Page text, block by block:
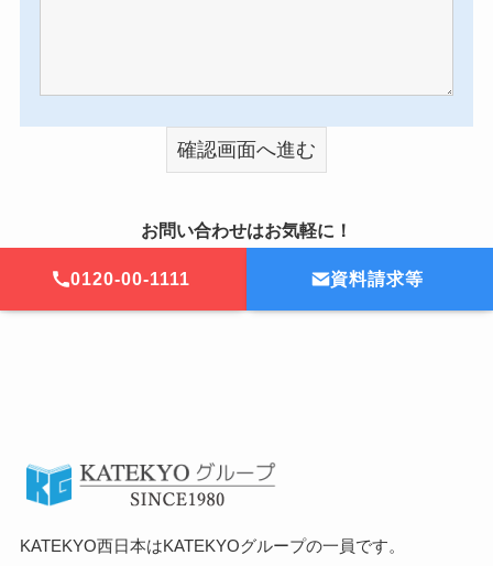
お問い合わせはお気軽に！
0120-00-1111 資料請求等
KATEKYO西日本はKATEKYOグループの一員です。